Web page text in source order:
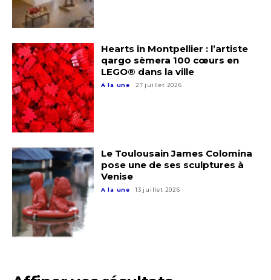
Nom
Prénom
Statut / Organisation
* Champ obligatoire
Adresse email*
Nom
Prénom
Statut / Organisation
J'accepte les
Hearts in Montpellier : l’artiste
qargo sèmera 100 cœurs en
LEGO® dans la ville
A la une 27 juillet 2026
Le Toulousain James Colomina
pose une de ses sculptures à
Venise
A la une 13 juillet 2026